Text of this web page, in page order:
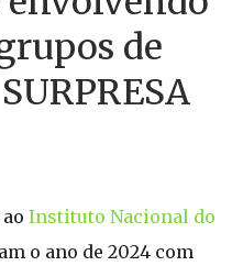
de
Instituto Nacional do
o ano de 2024 com